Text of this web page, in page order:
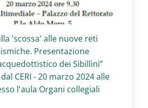
'scossa' alle nuove reti
Presentazione
dei Sibillini”
CERI - 20 marzo 2024 alle
l'aula Organi collegiali